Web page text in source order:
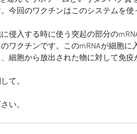
今回のワクチンはこのシステムを使
侵入する時に使う突起の部分の
ワクチンです。このmRNAが細胞
細胞から放出された物に対して免疫
て。
い。